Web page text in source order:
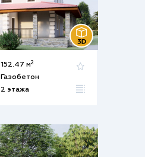
152.47 м2
Газобетон
2 этажа